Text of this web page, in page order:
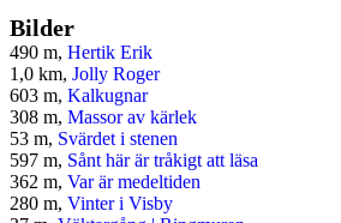
Bilder
490 m, Hertik Erik
1,0 km, Jolly Roger
603 m, Kalkugnar
308 m, Massor av kärlek
53 m, Svärdet i stenen
597 m, Sånt här är tråkigt att läsa
362 m, Var är medeltiden
280 m, Vinter i Visby